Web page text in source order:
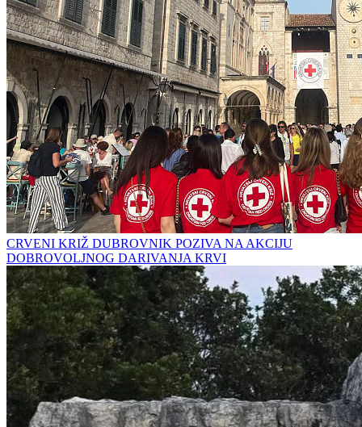
CRVENI KRIŽ DUBROVNIK POZIVA NA AKCIJU
DOBROVOLJNOG DARIVANJA KRVI